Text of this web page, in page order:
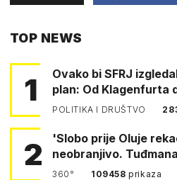
TOP NEWS
1
Ovako bi SFRJ
plan: Od Klagenfurta
POLITIKA I DRUŠTVO
2
'Slobo prije Oluje
neobranjivo.
360° 109458prikaza